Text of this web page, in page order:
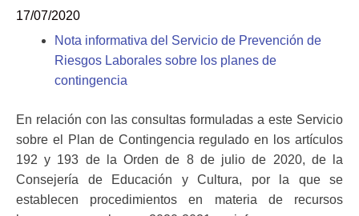
17/07/2020
Nota informativa del Servicio de Prevención de
Riesgos Laborales sobre los planes de
contingencia
En relación con las consultas formuladas a este Servicio
sobre el Plan de Contingencia regulado en los artículos
192 y 193 de la Orden de 8 de julio de 2020, de la
Consejería de Educación y Cultura, por la que se
establecen procedimientos en materia de recursos